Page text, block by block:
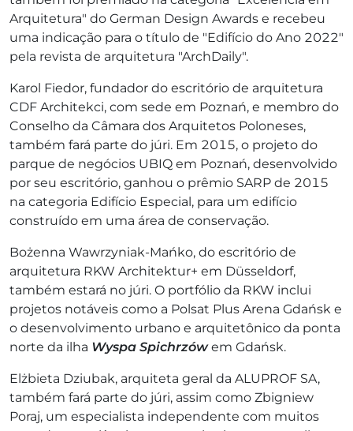
Arquitetura" do German Design Awards e recebeu
uma indicação para o título de "Edifício do Ano 2022"
pela revista de arquitetura "ArchDaily".
Karol Fiedor, fundador do escritório de arquitetura
CDF Architekci, com sede em Poznań, e membro do
Conselho da Câmara dos Arquitetos Poloneses,
também fará parte do júri. Em 2015, o projeto do
parque de negócios UBIQ em Poznań, desenvolvido
por seu escritório, ganhou o prêmio SARP de 2015
na categoria Edifício Especial, para um edifício
construído em uma área de conservação.
Bożenna Wawrzyniak-Mańko, do escritório de
arquitetura RKW Architektur+ em Düsseldorf,
também estará no júri. O portfólio da RKW inclui
projetos notáveis como a Polsat Plus Arena Gdańsk e
o desenvolvimento urbano e arquitetônico da ponta
norte da ilha Wyspa Spichrzówem Gdańsk.
Elżbieta Dziubak, arquiteta geral da ALUPROF SA,
também fará parte do júri, assim como Zbigniew
Poraj, um especialista independente com muitos